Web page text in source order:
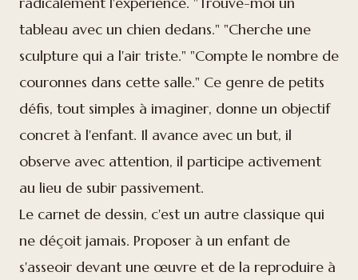
tableau avec un chien dedans." "Cherche une
sculpture qui a l'air triste." "Compte le nombre de
couronnes dans cette salle." Ce genre de petits
défis, tout simples à imaginer, donne un objectif
concret à l'enfant. Il avance avec un but, il
observe avec attention, il participe activement
au lieu de subir passivement.
Le carnet de dessin, c'est un autre classique qui
ne déçoit jamais. Proposer à un enfant de
s'asseoir devant une œuvre et de la reproduire à